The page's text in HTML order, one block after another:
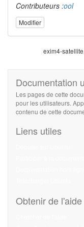
Contributeurs :ool
Modifier
exim4-
Documentation
Les pages de cette
pour les utilisateurs.
contenu de cette
Liens utiles
Obtenir de l'aide